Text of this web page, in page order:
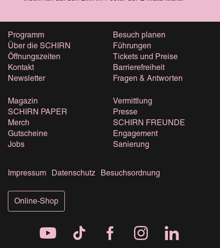
Programm
Über die SCHIRN
Öffnungszeiten
Kontakt
Newsletter
Besuch planen
Führungen
Tickets und Preise
Barrierefreiheit
Fragen & Antworten
Magazin
SCHIRN PAPER
Merch
Gutscheine
Jobs
Vermittlung
Presse
SCHIRN FREUNDE
Engagement
Sanierung
Impressum Datenschutz Besuchsordnung
Online-Shop